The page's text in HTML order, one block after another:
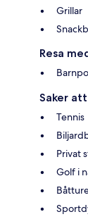
Grillar
Resa
Saker
Tennis
Privat
Golf i